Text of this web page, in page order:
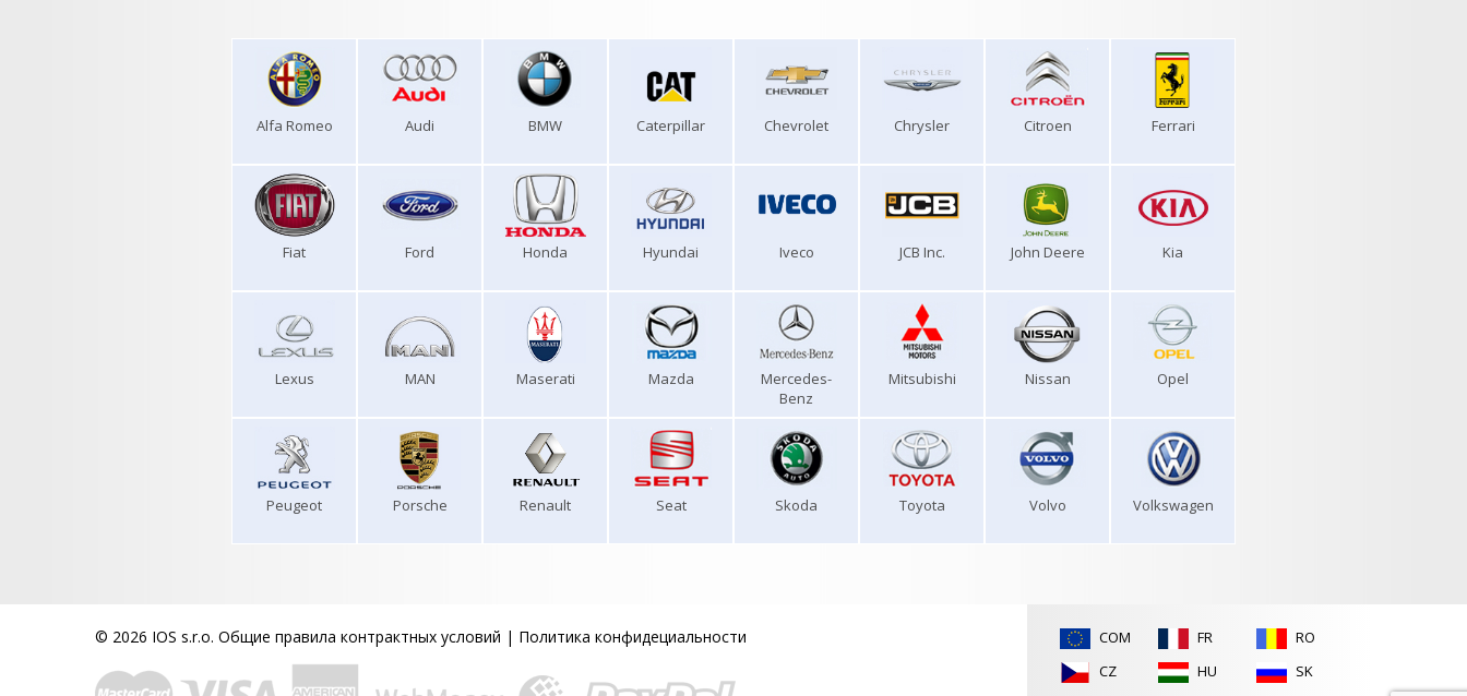
Alfa Romeo Audi BMW Caterpillar Chevrolet Chrysler Citroen Ferrari
Fiat Ford Honda Hyundai Iveco JCB Inc. John Deere Kia
Lexus MAN Maserati Mazda
Mercedes-
Benz
Mitsubishi Nissan Opel
Peugeot Porsche Renault Seat Skoda Toyota Volvo Volkswagen
© 2026 IOS s.r.o. Общие правила контрактных условий | Политика конфидециальности
COM
CZ
FR
HU
RO
SK